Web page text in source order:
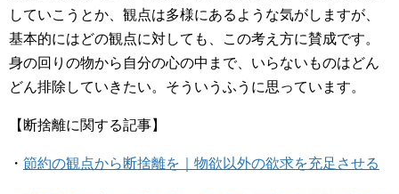
していこうとか、観点は多様にあるような気がしますが、
基本的にはどの観点に対しても、この考え方に賛成です。
身の回りの物から自分の心の中まで、いらないものはどん
どん排除していきたい。そういうふうに思っています。
【断捨離に関する記事】
・ 節約の観点から断捨離を｜物欲以外の欲求を充足させる